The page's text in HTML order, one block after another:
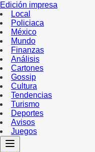
Edición impresa
Local
Policiaca
México
Mundo
Finanzas
Análisis
Cartones
Gossip
Cultura
Tendencias
Turismo
Deportes
Avisos
Juegos